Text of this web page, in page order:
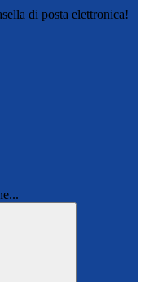
di posta elettronica!